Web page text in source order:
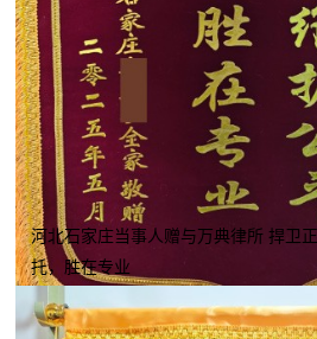
河北石家庄当事人赠与万典律所 捍卫
托，胜在专业